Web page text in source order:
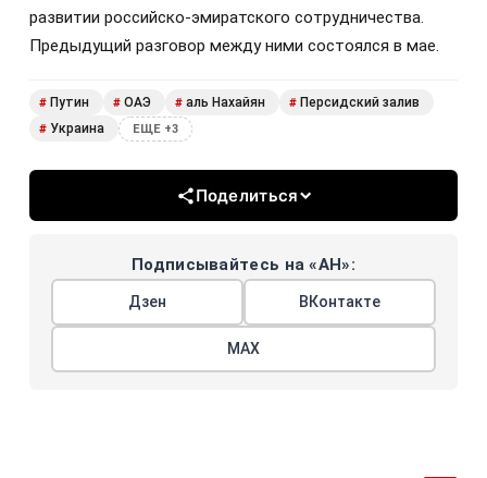
развитии российско-эмиратского сотрудничества.
Предыдущий разговор между ними состоялся в мае.
# Путин # ОАЭ # аль Нахайян # Персидский залив
# Украина ЕЩЕ +3
Поделиться
Подписывайтесь на «АН»:
Дзен ВКонтакте
МАХ